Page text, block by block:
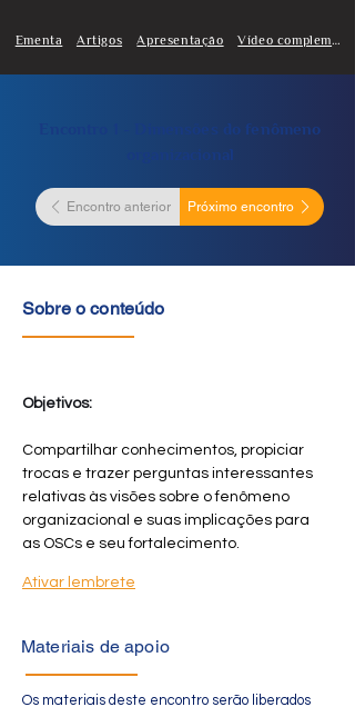
Ementa Artigos Apresentação Vídeo complementar
Encontro 1 - Dimensões do fenômeno
organizacional
Encontro anterior Próximo encontro
Sobre o conteúdo
Objetivos:
Compartilhar conhecimentos, propiciar
trocas e trazer perguntas interessantes
relativas às visões sobre o fenômeno
organizacional e suas implicações para
as OSCs e seu fortalecimento.
Ativar lembrete
Materiais de apoio
Os materiais deste encontro serão liberados